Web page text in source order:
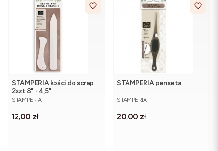
STAMPERIA kości do scrap
2szt 8" - 4,5"
PRODUCENT
STAMPERIA
Cena
12,00 zł
STAMPERIA penseta
PRODUCENT
STAMPERIA
Cena
20,00 zł